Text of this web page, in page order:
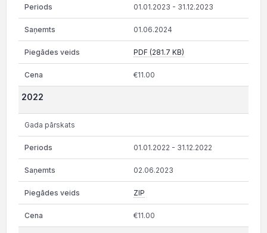
01.01.2023 - 31.12.2023
01.06.2024
PDF (281.7 KB)
€11.00
2022
Gada pārskats
01.01.2022 - 31.12.2022
02.06.2023
ZIP
€11.00